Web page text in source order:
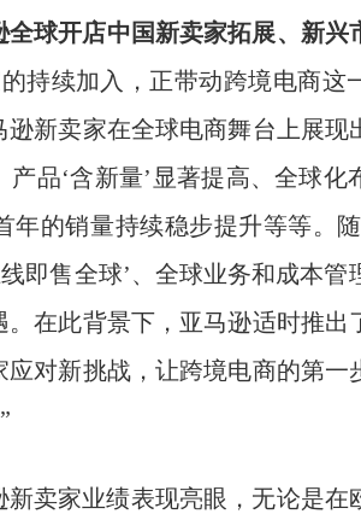
球开店中国新卖家拓展、新兴
持续加入，正带动跨境电商这
新卖家在全球电商舞台上展现
品‘含新量’显著提高、全球化
年的销量持续稳步提升等等。
即售全球’、全球业务和成本管
在此背景下，亚马逊适时推出
对新挑战，让跨境电商的第一
新卖家业绩表现亮眼，无论是在